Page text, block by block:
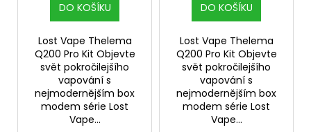
DO KOŠÍKU
Lost Vape Thelema
Q200 Pro Kit Objevte
svět pokročilejšího
vapování s
nejmodernějším box
modem série Lost
Vape...
DO KOŠÍKU
Lost Vape Thelema
Q200 Pro Kit Objevte
svět pokročilejšího
vapování s
nejmodernějším box
modem série Lost
Vape...